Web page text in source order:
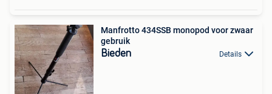
Manfrotto 434SSB monopod voor zwaar
gebruik
Bieden Details